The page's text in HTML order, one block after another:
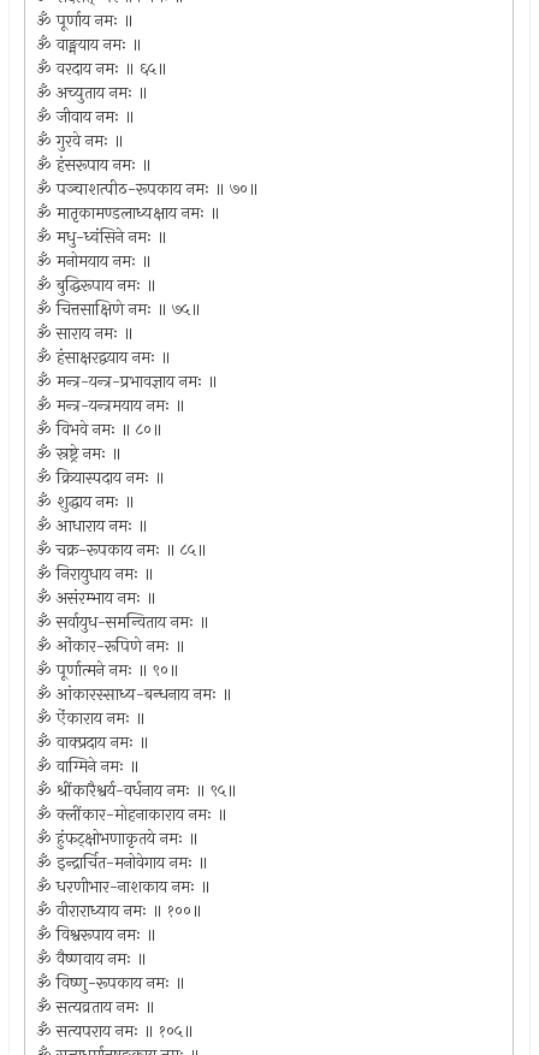
ॐ पूर्णाय नमः ॥
ॐ वाङ्मयाय नमः ॥
ॐ वरदाय नमः ॥ ६५॥
ॐ अच्युताय नमः ॥
ॐ जीवाय नमः ॥
ॐ गुरवे नमः ॥
ॐ हंसरूपाय नमः ॥
ॐ पञ्चाशत्पीठ-रूपकाय नमः ॥ ७०॥
ॐ मातृकामण्डलाध्यक्षाय नमः ॥
ॐ मधु-ध्वंसिने नमः ॥
ॐ मनोमयाय नमः ॥
ॐ बुद्धिरूपाय नमः ॥
ॐ चित्तसाक्षिणे नमः ॥ ७५॥
ॐ साराय नमः ॥
ॐ हंसाक्षरद्वयाय नमः ॥
ॐ मन्त्र-यन्त्र-प्रभावज्ञाय नमः ॥
ॐ मन्त्र-यन्त्रमयाय नमः ॥
ॐ विभवे नमः ॥ ८०॥
ॐ स्रष्ट्रे नमः ॥
ॐ क्रियास्पदाय नमः ॥
ॐ शुद्धाय नमः ॥
ॐ आधाराय नमः ॥
ॐ चक्र-रूपकाय नमः ॥ ८५॥
ॐ निरायुधाय नमः ॥
ॐ असंरम्भाय नमः ॥
ॐ सर्वायुध-समन्विताय नमः ॥
ॐ ओंकार-रूपिणे नमः ॥
ॐ पूर्णात्मने नमः ॥ ९०॥
ॐ आंकारस्साध्य-बन्धनाय नमः ॥
ॐ ऐंकाराय नमः ॥
ॐ वाक्प्रदाय नमः ॥
ॐ वाग्मिने नमः ॥
ॐ श्रींकारैश्वर्य-वर्धनाय नमः ॥ ९५॥
ॐ क्लींकार-मोहनाकाराय नमः ॥
ॐ हुंफट्क्षोभणाकृतये नमः ॥
ॐ इन्द्रार्चित-मनोवेगाय नमः ॥
ॐ धरणीभार-नाशकाय नमः ॥
ॐ वीराराध्याय नमः ॥ १००॥
ॐ विश्वरूपाय नमः ॥
ॐ वैष्णवाय नमः ॥
ॐ विष्णु-रूपकाय नमः ॥
ॐ सत्यव्रताय नमः ॥
ॐ सत्यपराय नमः ॥ १०५॥